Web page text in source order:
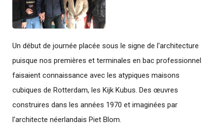
Un début de journée placée sous le signe de l'architecture
puisque nos premières et terminales en bac professionnel
faisaient connaissance avec les atypiques maisons
cubiques de Rotterdam, les Kijk Kubus. Des œuvres
construires dans les années 1970 et imaginées par
l'architecte néerlandais Piet Blom.